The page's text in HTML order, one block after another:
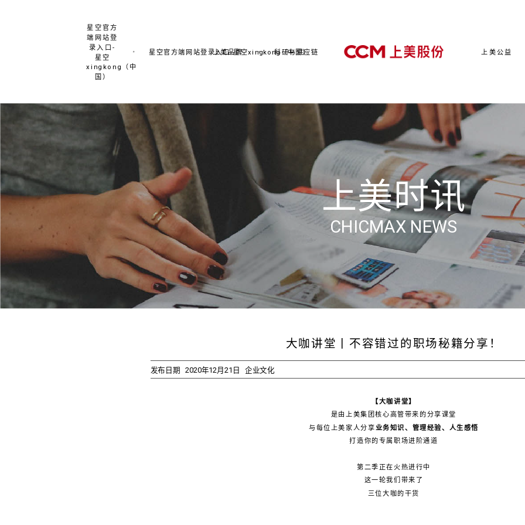
星空官方
端网站登
录入口-
星空
xingkong（中
国）
星空官方端网站登录入口-星空xingkong（中国）
上美品牌 科研与供应链 上美公益
上美时讯
CHICMAX NEWS
大咖讲堂丨不容错过的职场秘籍分享！
发布日期 2020年12月21日 企业文化
【大咖讲堂】
是由上美集团核心高管带来的分享课堂
与每位上美家人分享 业务知识、管理经验、人生感悟
打造你的专属职场进阶通道
第二季正在火热进行中
这一轮我们带来了
三位大咖的干货